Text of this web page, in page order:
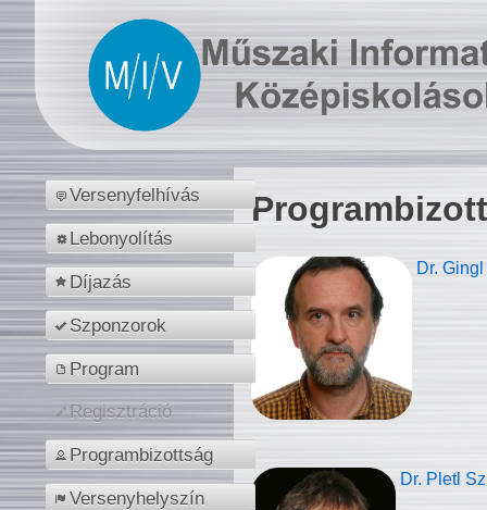
Versenyfelhívás
Lebonyolítás
Díjazás
Szponzorok
Program
Regisztráció
Programbizottság
Versenyhelyszín
Dr.
Dr. Pletl